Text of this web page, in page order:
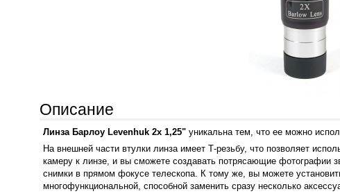
Описание
Линза Барлоу Levenhuk 2x 1,25" уникальна тем, что ее можно
На внешней части втулки линза имеет Т-резьбу, что позволяет
камеру к линзе, и вы сможете создавать потрясающие фотографии
снимки в прямом фокусе телескопа. К тому же, вы можете
многофункциональной, способной заменить сразу несколько